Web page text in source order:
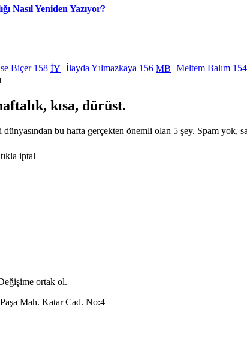
Nasıl Yeniden Yazıyor?
Biçer 158 İY İlayda Yılmazkaya 156 MB Meltem Balım 154
kısa, dürüst.
bu hafta gerçekten önemli olan 5 şey. Spam yok,
iptal
ortak ol.
Mah. Katar Cad. No:4